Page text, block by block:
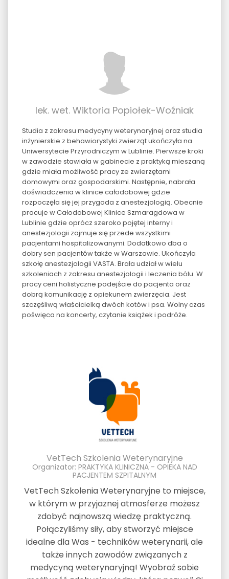
lek. wet. Wiktoria Popiołek-Woźniak
Studia z zakresu medycyny weterynaryjnej oraz studia
inżynierskie z behawiorystyki zwierząt ukończyła na
Uniwersytecie Przyrodniczym w Lublinie. Pierwsze kroki
w zawodzie stawiała w gabinecie z praktyką mieszaną
gdzie miała możliwość pracy ze zwierzętami
domowymi oraz gospodarskimi. Następnie, nabrała
doświadczenia w klinice całodobowej gdzie
rozpoczęła się jej przygoda z anestezjologią. Obecnie
pracuje w Całodobowej Klinice Szmaragdowa w
Lublinie gdzie oprócz szeroko pojętej interny i
anestezjologii zajmuje się przede wszystkimi
pacjentami hospitalizowanymi. Dodatkowo dba o
dobry sen pacjentów także w Warszawie. Ukończyła
szkołę anestezjologii VASTA. Brała udział w wielu
szkoleniach z zakresu anestezjologii i leczenia bólu. W
pracy ceni holistyczne podejście do pacjenta oraz
dobrą komunikację z opiekunem zwierzęcia. Jest
szczęśliwą właścicielką dwóch kotów i psa. Wolny czas
poświęca na koncerty, czytanie książek i podróże.
VetTech Szkolenia Weterynaryjne
Organizator: PRAKTYKA KLINICZNA - OPIEKA NAD
PACJENTEM SZPITALNYM
VetTech Szkolenia Weterynaryjne to miejsce,
w którym w przyjaznej atmosferze możesz
zdobyć najnowszą wiedzę praktyczną.
Połączyliśmy siły, aby stworzyć miejsce
idealne dla Was - techników weterynarii, ale
także innych zawodów związanych z
medycyną weterynaryjną! Wyobraź sobie